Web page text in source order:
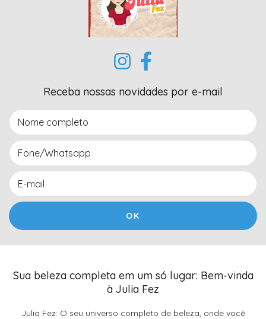
Receba nossas novidades por e-mail
Sua beleza completa em um só lugar: Bem-vinda
à Julia Fez
Julia Fez: O seu universo completo de beleza, onde você